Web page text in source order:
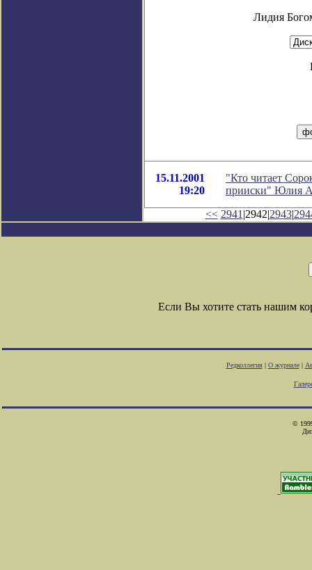
Лидия
15.11.2001
19:20
"Кто читает
прииски" Юлия
<< 2941 |2942|2943|
Если Вы хотите стать нашим
Редколлегия| О журнале|
©